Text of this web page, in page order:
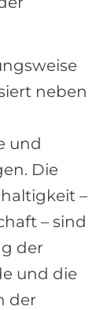
neben
und
Die
–
– sind
der
und die
der